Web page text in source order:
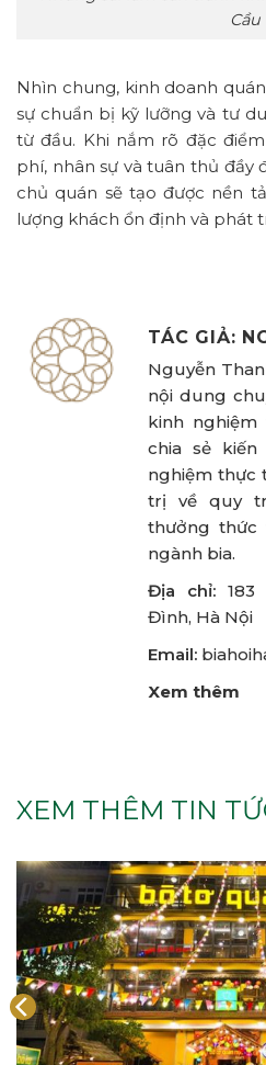
Cầu
Nhìn chung, kinh doanh
sự chuẩn bị kỹ lưỡng và tư
từ đầu. Khi nắm rõ đặc
phí, nhân sự và tuân thủ đầy
chủ quán sẽ tạo được nền
lượng khách ổn định và phát
TÁC GIẢ:
Nguyễn
nội dung
kinh
chia sẻ
nghiệm thực
trị về quy
thưởng thức
ngành bia.
Địa chỉ: 183
Đình, Hà Nội
Email:
Xem thêm
XEM THÊM TIN